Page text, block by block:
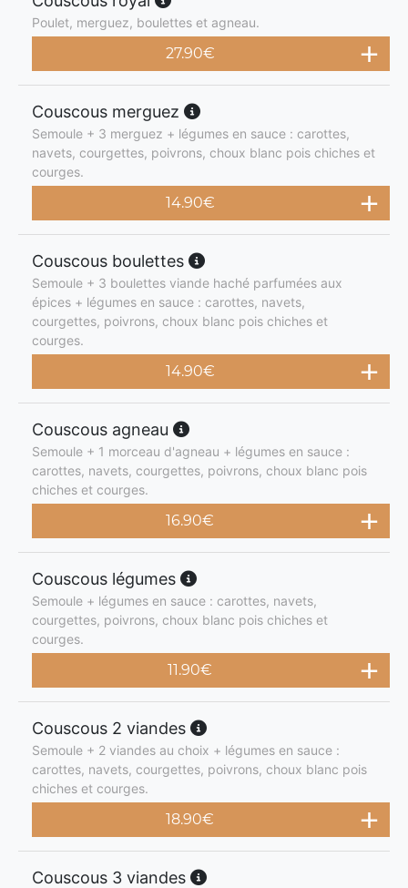
Poulet, merguez, boulettes et agneau.
27.90€
Couscous merguez
Semoule + 3 merguez + légumes en sauce : carottes,
navets, courgettes, poivrons, choux blanc pois chiches et
courges.
14.90€
Couscous boulettes
Semoule + 3 boulettes viande haché parfumées aux
épices + légumes en sauce : carottes, navets,
courgettes, poivrons, choux blanc pois chiches et
courges.
14.90€
Couscous agneau
Semoule + 1 morceau d'agneau + légumes en sauce :
carottes, navets, courgettes, poivrons, choux blanc pois
chiches et courges.
16.90€
Couscous légumes
Semoule + légumes en sauce : carottes, navets,
courgettes, poivrons, choux blanc pois chiches et
courges.
11.90€
Couscous 2 viandes
Semoule + 2 viandes au choix + légumes en sauce :
carottes, navets, courgettes, poivrons, choux blanc pois
chiches et courges.
18.90€
Couscous 3 viandes